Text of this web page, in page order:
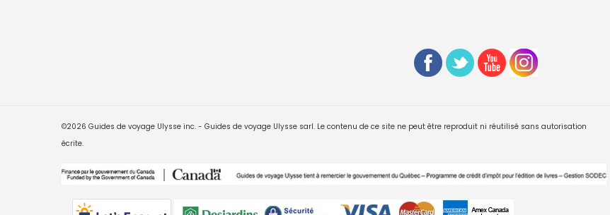
©2026 Guides de voyage Ulysse inc. - Guides de voyage Ulysse sarl. Le contenu de ce site ne peut être reproduit ni réutilisé sans autorisation
écrite.